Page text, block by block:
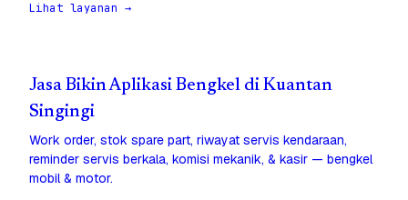
Lihat layanan →
Jasa Bikin Aplikasi Bengkel di Kuantan
Singingi
Work order, stok spare part, riwayat servis kendaraan,
reminder servis berkala, komisi mekanik, & kasir — bengkel
mobil & motor.